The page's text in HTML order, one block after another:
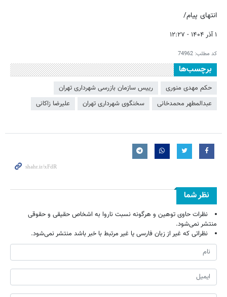
انتهای پیام/
۱ آذر ۱۴۰۴ - ۱۲:۲۷
کد مطلب: 74962
برچسب‌ها
حکم مهدی منوری
رییس سازمان بازرسی شهرداری تهران
عبدالمطهر محمدخانی
سخنگوی شهرداری تهران علیرضا زاکانی
نظر شما
نظرات حاوی توهین و هرگونه نسبت ناروا به اشخاص حقیقی و حقوقی
منتشر نمی‌شود.
نظراتی که غیر از زبان فارسی یا غیر مرتبط با خبر باشد منتشر نمی‌شود.